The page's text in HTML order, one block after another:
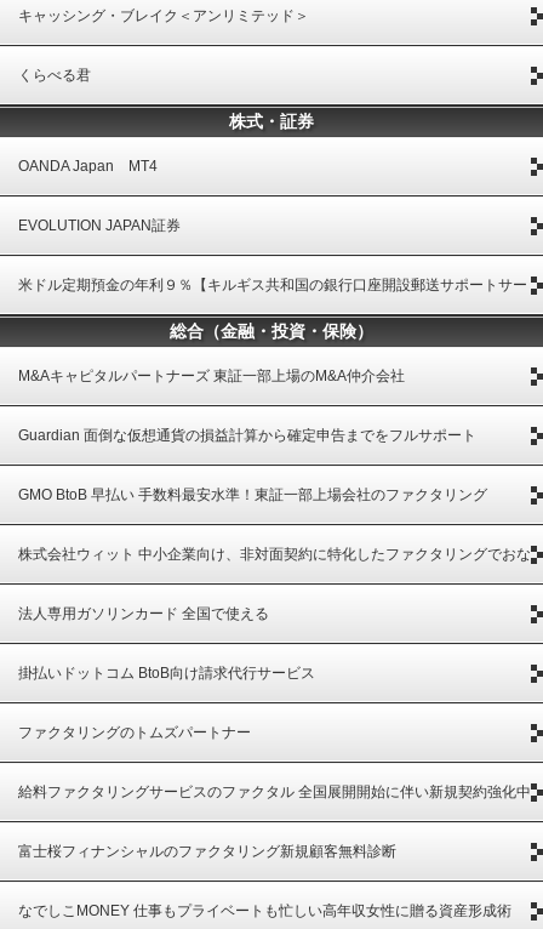
キャッシング・ブレイク＜アンリミテッド＞
くらべる君
株式・証券
OANDA Japan MT4
EVOLUTION JAPAN証券
米ドル定期預金の年利９％【キルギス共和国の銀行口座開設郵送サポートサー
ビス 】
総合（金融・投資・保険）
M&Aキャピタルパートナーズ 東証一部上場のM&A仲介会社
Guardian 面倒な仮想通貨の損益計算から確定申告までをフルサポート
GMO BtoB 早払い 手数料最安水準！東証一部上場会社のファクタリング
株式会社ウィット 中小企業向け、非対面契約に特化したファクタリングでおな
じみ
法人専用ガソリンカード 全国で使える
掛払いドットコム BtoB向け請求代行サービス
ファクタリングのトムズパートナー
給料ファクタリングサービスのファクタル 全国展開開始に伴い新規契約強化中
富士桜フィナンシャルのファクタリング新規顧客無料診断
なでしこMONEY 仕事もプライベートも忙しい高年収女性に贈る資産形成術